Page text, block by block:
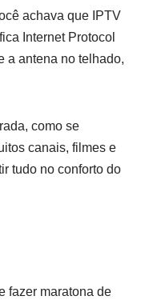
achava que IPTV
Internet Protocol
a antena no telhado,
como se
canais, filmes e
tudo no conforto do
fazer maratona de